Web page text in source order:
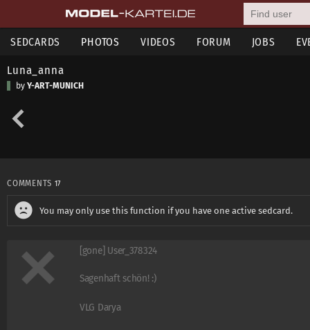
SEDCARDS PHOTOS VIDEOS FORUM JOBS
Luna_anna
by Y-ART-MUNICH
COMMENTS 17
You may only use this function if you have one active sedcard.
[gone] User_378324
Sagenhaft schön! :)
VLG Darya